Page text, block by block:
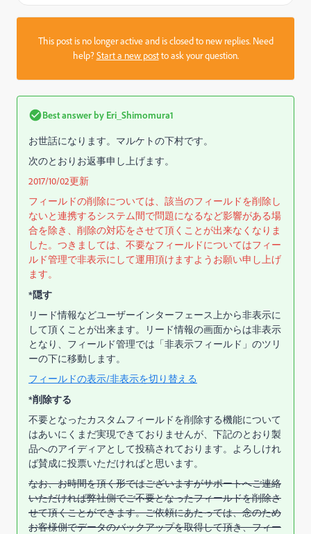
This post is no longer active and is closed to new replies. Need
help?Start a new postto ask your question.
Best answer by Eri_Shimomura1
お世話になります。マルケトの下村です。
次のとおりお返事申し上げます。
2017/10/02更新
フィールドの削除については、該当のフィールドを削除し
ないと連携するシステム間で問題になるなど影響がある場
合を除き、削除の対応をさせて頂くことが出来なくなりま
した。つきましては、不要なフィールドについてはフィー
ルド管理で非表示にして運用頂けますようお願い申し上げ
ます。
*隠す
リード情報などユーザーインターフェース上から非表示に
して頂くことが出来ます。リード情報の画面からは非表示
となり、フィールド管理では「非表示フィールド」のツリ
ーの下に移動します。
フィールドの表示/非表示を切り替える
*削除する
不要となったカスタムフィールドを削除する機能について
はあいにくまだ実現できておりませんが、下記のとおり製
品へのアイディアとして投稿されております。よろしけれ
ば賛成に投票いただければと思います。
なお、お時間を頂く形ではございますがサポートへご連絡
いただければ弊社側でご不要となったフィールドを削除さ
せて頂くことができます。ご依頼にあたっては、念のため
お客様側でデータのバックアップを取得して頂き、フィー